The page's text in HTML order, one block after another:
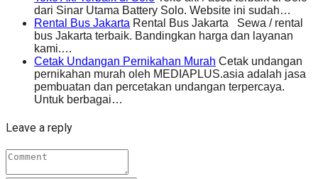
dari Sinar Utama Battery Solo. Website ini sudah…
Rental Bus Jakarta Rental Bus Jakarta Sewa / rental
bus Jakarta terbaik. Bandingkan harga dan layanan
kami.…
Cetak Undangan Pernikahan Murah Cetak undangan
pernikahan murah oleh MEDIAPLUS.asia adalah jasa
pembuatan dan percetakan undangan terpercaya.
Untuk berbagai…
Leave a reply